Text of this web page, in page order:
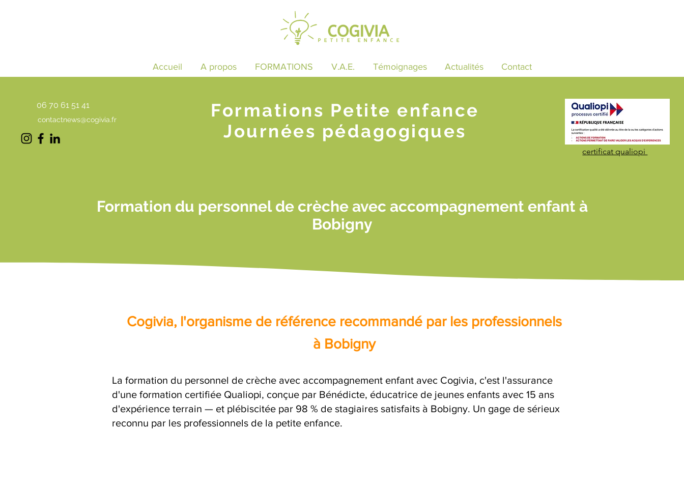
Accueil A propos FORMATIONS V.A.E. Témoignages Actualités Contact
06 70 61 51 41
contactnews@cogivia.fr
Formations Petite enfance
Journées pédagogiques
certificat qualiopi
Formation du personnel de crèche avec accompagnement enfant à
Bobigny
Cogivia, l'organisme de référence recommandé par les professionnels
à Bobigny
La formation du personnel de crèche avec accompagnement enfant avec Cogivia, c'est l'assurance
d'une formation certifiée Qualiopi, conçue par Bénédicte, éducatrice de jeunes enfants avec 15 ans
d'expérience terrain — et plébiscitée par 98 % de stagiaires satisfaits à Bobigny. Un gage de sérieux
reconnu par les professionnels de la petite enfance.